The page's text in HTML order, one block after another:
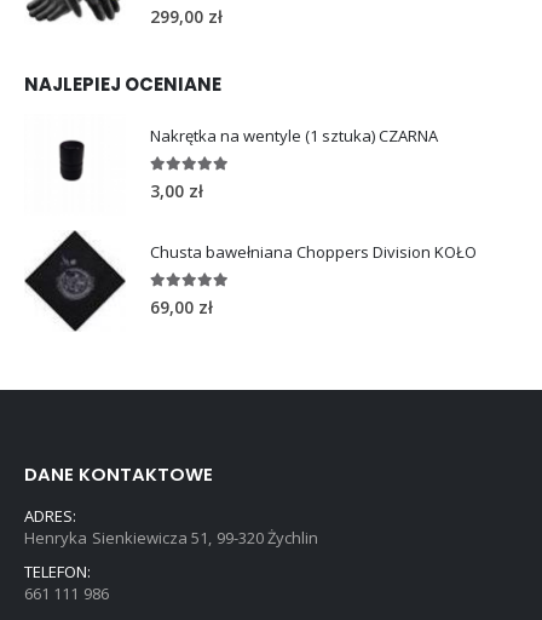
0 out of 5
299,00 zł
NAJLEPIEJ OCENIANE
Nakrętka na wentyle (1 sztuka) CZARNA
5.00 out of 5
3,00 zł
Chusta bawełniana Choppers Division KOŁO
5.00out of 5
69,00 zł
DANE KONTAKTOWE
ADRES:
Henryka Sienkiewicza 51, 99-320 Żychlin
TELEFON:
661 111 986